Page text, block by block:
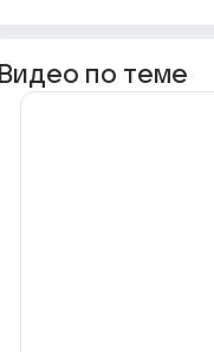
Видео по теме